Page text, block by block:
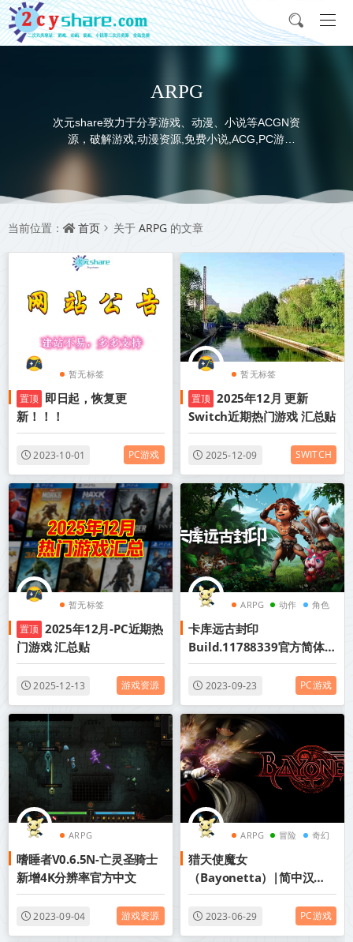
ARPG
次元share致力于分享游戏、动漫、小说等ACGN资
源，破解游戏,动漫资源,免费小说,ACG,PC游
戏,switch游戏,金手指，动画电影,动画片,全本小说,
并提供网盘下载
当前位置： 首页 关于 ARPG 的文章
暂无标签
置顶 即日起，恢复更
新！！！
2023-10-01 PC游戏
暂无标签
置顶 2025年12月 更新
Switch近期热门游戏 汇总贴
2025-12-09 SWITCH
暂无标签
置顶 2025年12月-PC近期热
门游戏 汇总贴
2025-12-13 游戏资源
ARPG 动作 角色
卡库远古封印
Build.11788339官方简体中
文KAKU: Ancient Seal
2023-09-23 PC游戏
ARPG
嗜睡者V0.6.5N-亡灵圣骑士
新增4K分辨率官方中文
2023-09-04 游戏资源
ARPG 冒险 奇幻
猎天使魔女
（Bayonetta）|简中汉化|
赠多项修改器|赠一般难度通
关存档|百度网盘/天翼云/夸
克网盘
2023-06-29 PC游戏